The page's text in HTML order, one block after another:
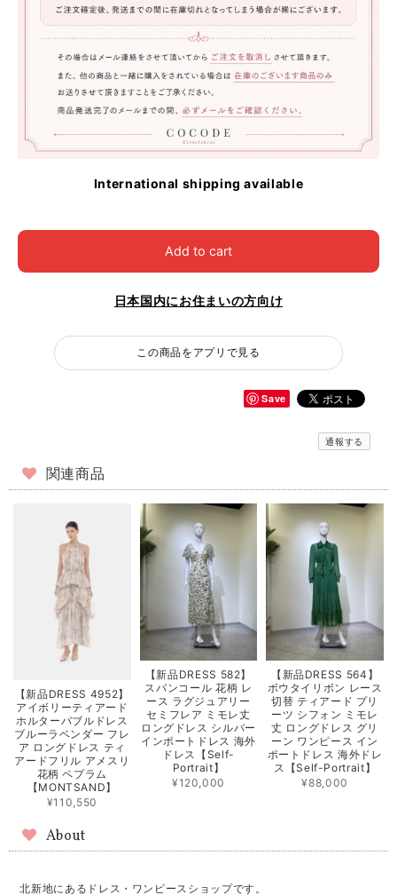
International shipping available
Add to cart
日本国内にお住まいの方向け
この商品をアプリで見る
Save
通報する
関連商品
【新品DRESS 4952】
アイボリーティアード
ホルターバブルドレス
ブルーラベンダー フレ
ア ロングドレス ティ
アードフリル アメスリ
花柄 ペプラム
【MONTSAND】
¥110,550
【新品DRESS 582】
スパンコール 花柄 レ
ース ラグジュアリー
セミフレア ミモレ丈
ロングドレス シルバー
インポートドレス 海外
ドレス【Self-
Portrait】
¥120,000
【新品DRESS 564】
ボウタイリボン レース
切替 ティアード プリ
ーツ シフォン ミモレ
丈 ロングドレス グリ
ーン ワンピース イン
ポートドレス 海外ドレ
ス【Self-Portrait】
¥88,000
About
北新地にあるドレス・ワンピースショップです。